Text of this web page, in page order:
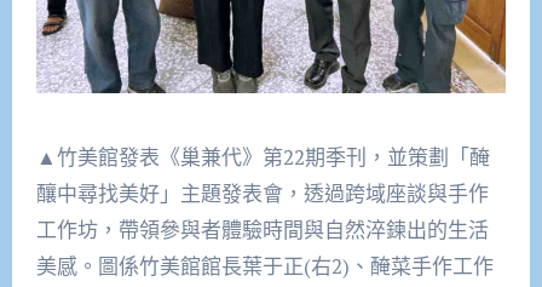
▲竹美館發表《巢兼代》第22期季刊，並策劃「醃
釀中尋找美好」主題發表會，透過跨域座談與手作
工作坊，帶領參與者體驗時間與自然淬鍊出的生活
美感。圖係竹美館館長葉于正(右2)、醃菜手作工作